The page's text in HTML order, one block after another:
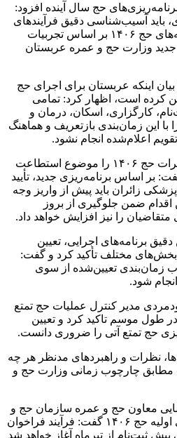
حج سال آینده افزود:
باید آسیب‌شناسی دقیق فرآیند‌های
اجرایی نیز انجام شود تا برنامه‌های حج ۱۴۰۶ بر اساس تجربیات
وزارت حج و عمره عربستان
اینکه عربستان برای اجرای حج
کرده است، اظهار کرد: تمامی
کارگزاری، اسکان، درمان و
با این زمان‌بندی بازتعریف و هماهنگ
اعلام‌شده انجام نشود.
رشیدیان یکی از مهم‌ترین تغییرات حج ۱۴۰۶ را موضوع استطاعت
بر اساس برنامه‌ریزی جدید، تأیید
زائران باید پیش از واریز وجه
اقدام ضمن جلوگیری از بروز
را نیز افزایش خواهد داد.
برنامه‌های اجرایی، تعیین
مختلف تأکید کرد و گفت:
زمان‌بندی تعیین‌شده از سوی
شود.
مدیر کنترل عملیات حج تمتع
در طول موسم تاکید کرد و تعیین
حج تمتع آتی را ضروری دانست.
نظرات و راهبرد‌های مدنظر هر چه
مطابق چارچوب زمانی وزارت حج و
معاون حج و عمره سازمان حج و
زیارت نیز با تشریح برنامه‌های اولیه حج ۱۴۰۶ گفت: فرآیند فراخوان
ثبت‌نام از تیرماه آغاز خواهد شد